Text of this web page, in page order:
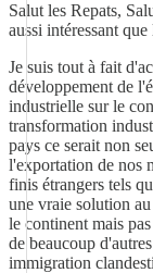
Salut les Repats,
aussi intéressant que
Je suis tout à fait
développement de
industrielle sur le
transformation
pays ce serait non
l'exportation de nos
finis étrangers tels
une vraie solution
le continent mais
de beaucoup
immigration